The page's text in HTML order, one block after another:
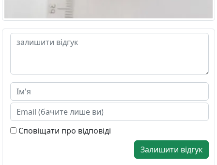
Сповіщати про відповіді
Залишити відгук